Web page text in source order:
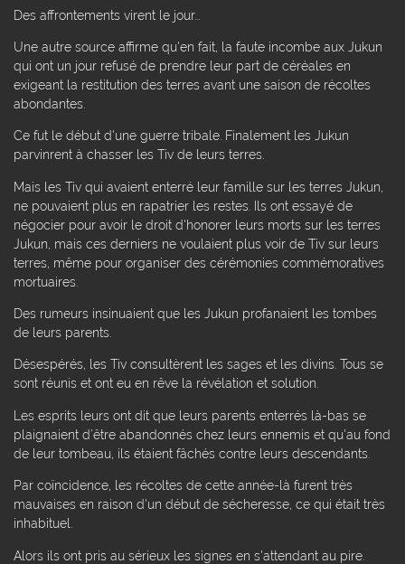
Des affrontements virent le jour...
Une autre source affirme qu'en fait, la faute incombe aux Jukun
qui ont un jour refusé de prendre leur part de céréales en
exigeant la restitution des terres avant une saison de récoltes
abondantes.
Ce fut le début d'une guerre tribale. Finalement les Jukun
parvinrent à chasser les Tiv de leurs terres.
Mais les Tiv qui avaient enterré leur famille sur les terres Jukun,
ne pouvaient plus en rapatrier les restes. Ils ont essayé de
négocier pour avoir le droit d'honorer leurs morts sur les terres
Jukun, mais ces derniers ne voulaient plus voir de Tiv sur leurs
terres, même pour organiser des cérémonies commémoratives
mortuaires.
Des rumeurs insinuaient que les Jukun profanaient les tombes
de leurs parents.
Désespérés, les Tiv consultèrent les sages et les divins. Tous se
sont réunis et ont eu en rêve la révélation et solution.
Les esprits leurs ont dit que leurs parents enterrés là-bas se
plaignaient d’être abandonnés chez leurs ennemis et qu'au fond
de leur tombeau, ils étaient fâchés contre leurs descendants.
Par coïncidence, les récoltes de cette année-là furent très
mauvaises en raison d'un début de sécheresse, ce qui était très
inhabituel.
Alors ils ont pris au sérieux les signes en s'attendant au pire.